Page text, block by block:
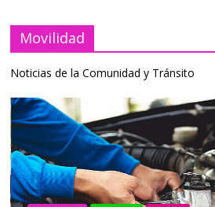
Movilidad
Noticias de la Comunidad y Tránsito